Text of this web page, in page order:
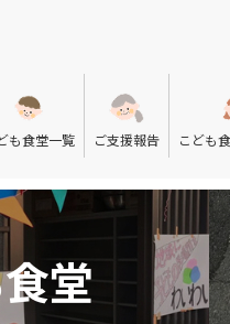
も食堂一覧 ご支援報告 こども
堂